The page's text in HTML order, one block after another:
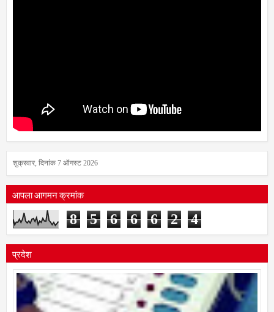
शुक्रवार, दिनांक 7 ऑगस्ट 2026
आपला आगमन क्रमांक
8 5 6 6 6 2 4
प्रदेश